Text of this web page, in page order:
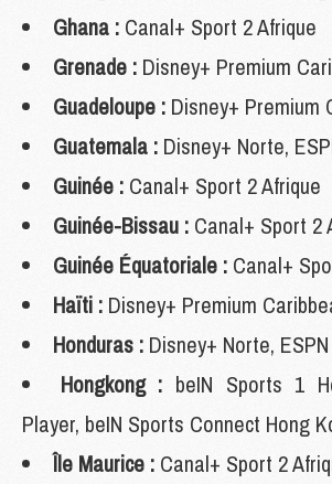
Ghana : Canal+ Sport 2 Afrique
Grenade : Disney+ Premium
Guadeloupe : Disney+ Premium
Guatemala : Disney+ Norte,
Guinée : Canal+ Sport 2 Afrique
Guinée-Bissau : Canal+ Sport 2
Guinée Équatoriale : Canal+
Haïti : Disney+ Premium
Honduras : Disney+ Norte,
Hongkong : beIN Sports 1
Player, beIN Sports Connect Hong
Île Maurice : Canal+ Sport 2